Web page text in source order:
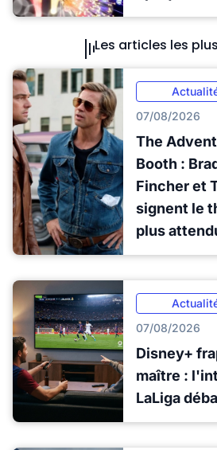
Les articles les
07/08/2026
The
Booth :
Fincher et
signent le
plus
07/08/2026
Disney+
maître :
LaLiga